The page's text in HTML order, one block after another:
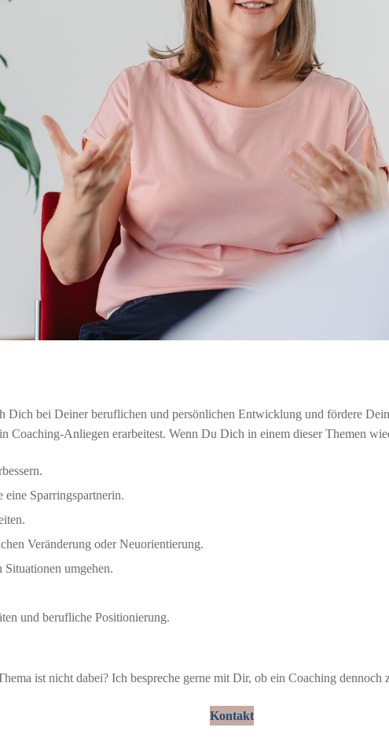
Dich bei Deiner beruflichen und persönlichen Entwicklung und fördere
Coaching-Anliegen erarbeitest. Wenn Du Dich in einem dieser Themen
eine Sparringspartnerin.
Veränderung oder Neuorientierung.
Situationen umgehen.
und berufliche Positionierung.
ist nicht dabei? Ich bespreche gerne mit Dir, ob ein Coaching dennoch
Kontakt